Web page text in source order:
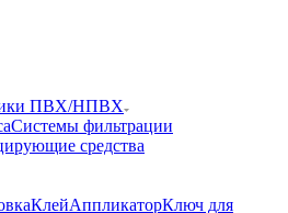
ПВХ/НПВХ
Системы фильтрации
средства
КлейАппликаторКлюч для